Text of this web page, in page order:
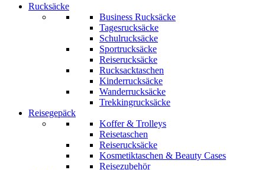
Rucksäcke
Business Rucksäcke
Tagesrucksäcke
Schulrucksäcke
Sportrucksäcke
Reiserucksäcke
Rucksacktaschen
Kinderrucksäcke
Wanderrucksäcke
Trekkingrucksäcke
Reisegepäck
Koffer & Trolleys
Reisetaschen
Reiserucksäcke
Kosmetiktaschen & Beauty Cases
Reisezubehör